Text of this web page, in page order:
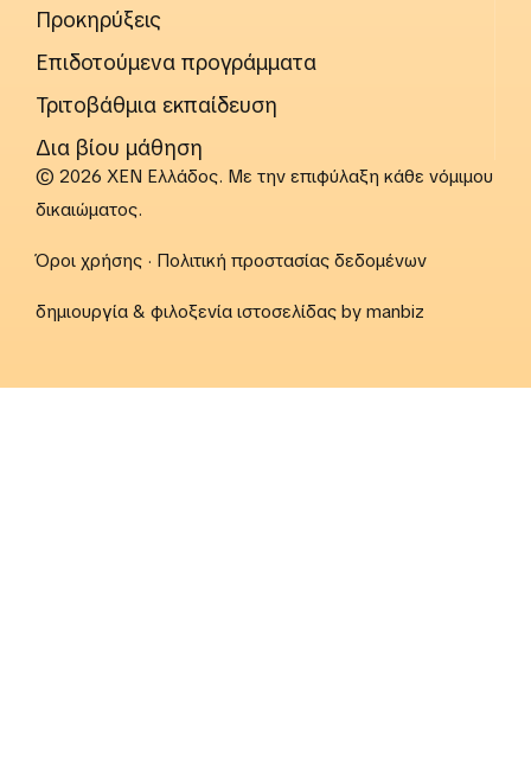
Προκηρύξεις
Επιδοτούμενα προγράμματα
Τριτοβάθμια εκπαίδευση
Δια βίου μάθηση
© 2026 ΧΕΝ Ελλάδος. Με την επιφύλαξη κάθε νόμιμου
δικαιώματος.
Όροι χρήσης · Πολιτική προστασίας δεδομένων
δημιουργία & φιλοξενία ιστοσελίδας by manbiz